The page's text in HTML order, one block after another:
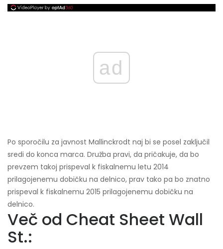
ad
Po sporočilu za javnost Mallinckrodt naj bi se posel zaključil
sredi do konca marca. Družba pravi, da pričakuje, da bo
prevzem takoj prispeval k fiskalnemu letu 2014
prilagojenemu dobičku na delnico, prav tako pa bo znatno
prispeval k fiskalnemu 2015 prilagojenemu dobičku na
delnico.
Več od Cheat Sheet Wall
St.: